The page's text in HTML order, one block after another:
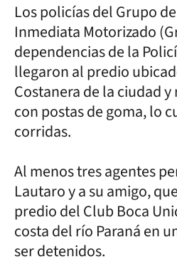
Los policías del Grupo
Inmediata Motorizado
dependencias de la
llegaron al predio
Costanera de la ciudad
con postas de goma, lo
corridas.
Al menos tres agentes
Lautaro y a su amigo,
predio del Club Boca
costa del río Paraná en
ser detenidos.